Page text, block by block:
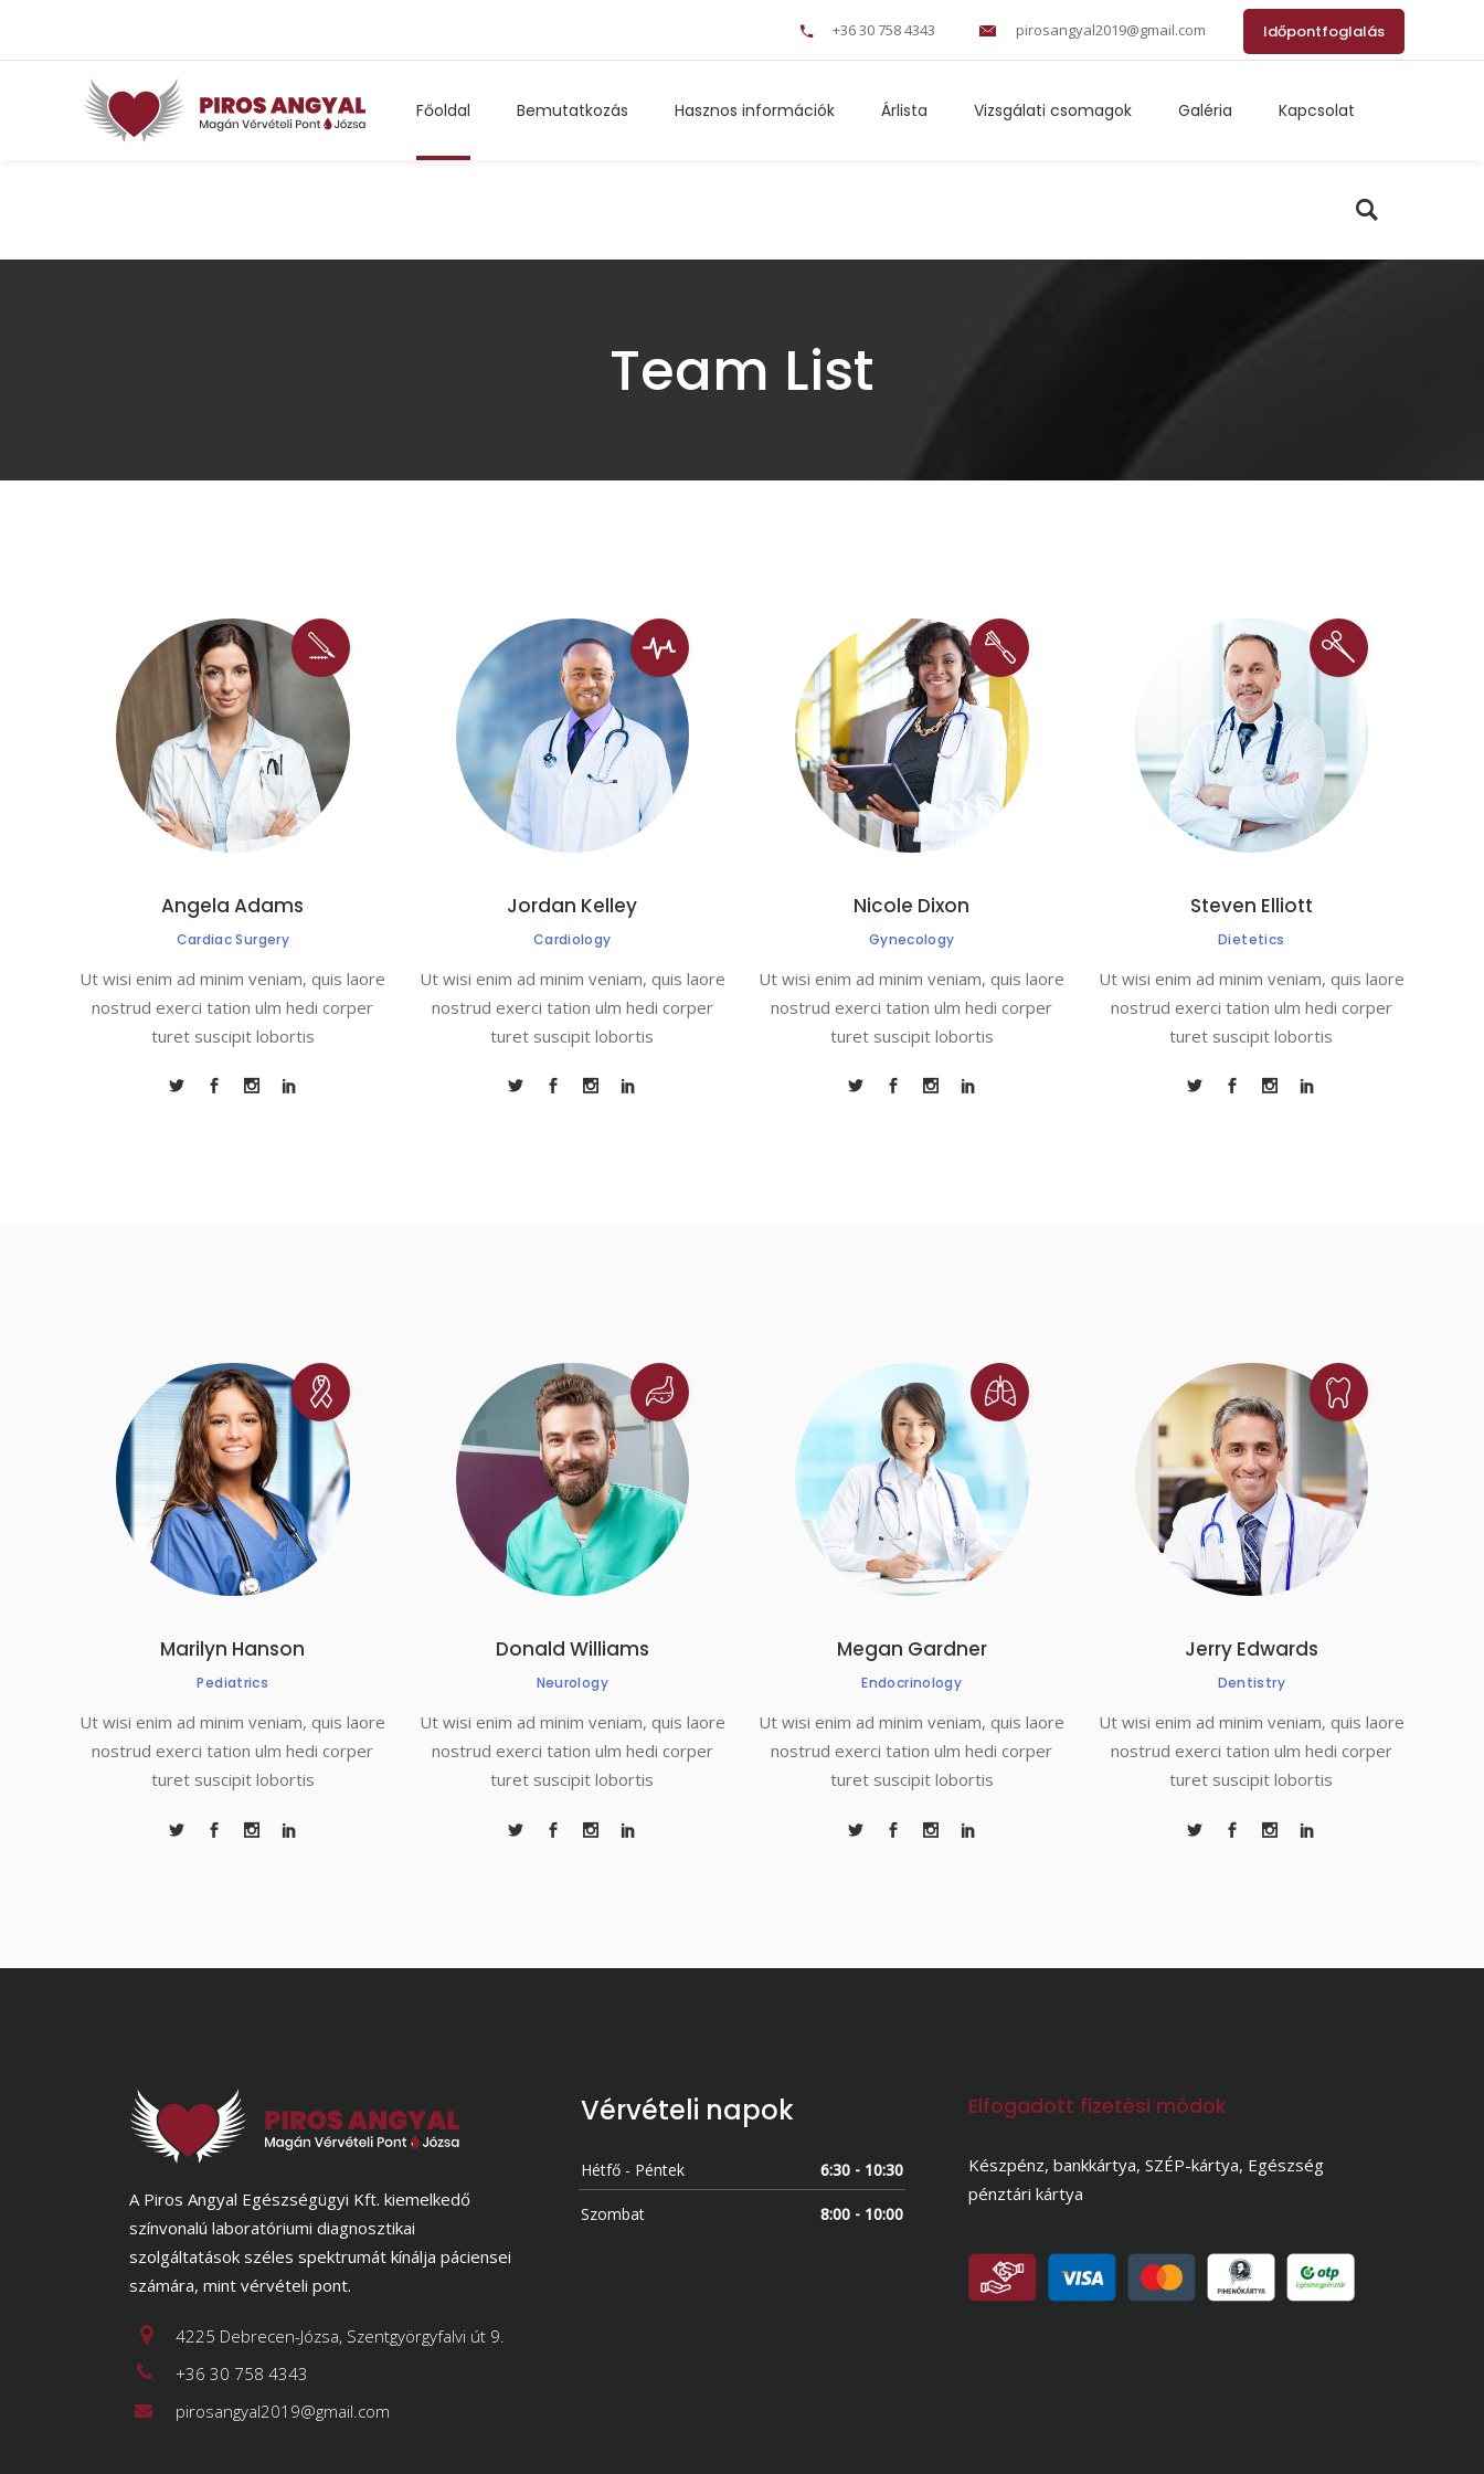
+36 30 758 4343 pirosangyal2019@gmail.com Időpontfoglalás
Főoldal Bemutatkozás Hasznos információk Árlista Vizsgálati csomagok Galéria Kapcsolat
Team List
Angela Adams
Cardiac Surgery
Ut wisi enim ad minim veniam, quis laore
nostrud exerci tation ulm hedi corper
turet suscipit lobortis
Jordan Kelley
Cardiology
Ut wisi enim ad minim veniam, quis laore
nostrud exerci tation ulm hedi corper
turet suscipit lobortis
Nicole Dixon
Gynecology
Ut wisi enim ad minim veniam, quis laore
nostrud exerci tation ulm hedi corper
turet suscipit lobortis
Steven Elliott
Dietetics
Ut wisi enim ad minim veniam, quis laore
nostrud exerci tation ulm hedi corper
turet suscipit lobortis
Marilyn Hanson
Pediatrics
Ut wisi enim ad minim veniam, quis laore
nostrud exerci tation ulm hedi corper
turet suscipit lobortis
Donald Williams
Neurology
Ut wisi enim ad minim veniam, quis laore
nostrud exerci tation ulm hedi corper
turet suscipit lobortis
Megan Gardner
Endocrinology
Ut wisi enim ad minim veniam, quis laore
nostrud exerci tation ulm hedi corper
turet suscipit lobortis
Jerry Edwards
Dentistry
Ut wisi enim ad minim veniam, quis laore
nostrud exerci tation ulm hedi corper
turet suscipit lobortis
A Piros Angyal Egészségügyi Kft. kiemelkedő
színvonalú laboratóriumi diagnosztikai
szolgáltatások széles spektrumát kínálja páciensei
számára, mint vérvételi pont.
4225 Debrecen-Józsa, Szentgyörgyfalvi út 9.
+36 30 758 4343
pirosangyal2019@gmail.com
Vérvételi napok
Hétfő - Péntek 6:30 - 10:30
Szombat 8:00 - 10:00
Elfogadott fizetési módok
Készpénz, bankkártya, SZÉP-kártya, Egészség
pénztári kártya